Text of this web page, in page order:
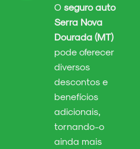
O seguro auto
Serra Nova
Dourada (MT)
pode oferecer
diversos
descontos e
benefícios
adicionais,
tornando-o
ainda mais